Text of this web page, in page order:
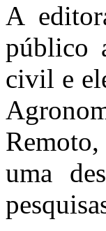
A
público
civil e
uma